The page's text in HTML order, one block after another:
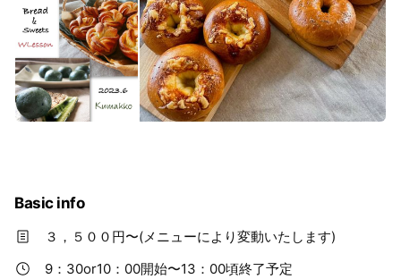
Basic info
３，５００円〜(メニューにより変動いたします)
9：30or10：00開始〜13：00頃終了予定